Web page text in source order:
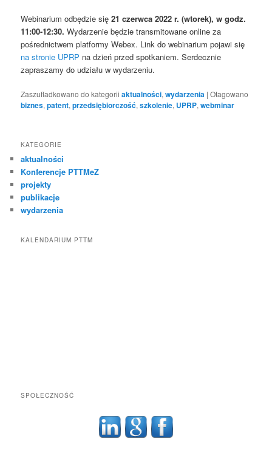
Webinarium odbędzie się21 czerwca 2022 r. (wtorek), w godz.
11:00-12:30.Wydarzenie będzie transmitowane online za
pośrednictwem platformy Webex. Link do webinarium pojawi się
na stronie UPRP na dzień przed spotkaniem. Serdecznie
zapraszamy do udziału w wydarzeniu.
Zaszufladkowano do kategorii aktualności,wydarzenia |Otagowano
biznes,patent,przedsiębiorczość,szkolenie, UPRP,webminar
KATEGORIE
aktualności
Konferencje PTTMeZ
projekty
publikacje
wydarzenia
KALENDARIUM PTTM
SPOŁECZNOŚĆ